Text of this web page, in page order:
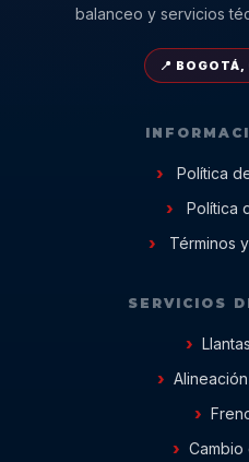
balanceo y servicios
📍
Política
Política
Términos
SERVICIOS